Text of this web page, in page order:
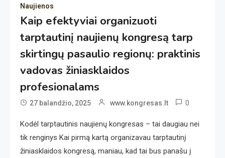
Naujienos
Kaip efektyviai organizuoti
tarptautinį naujienų kongresą tarp
skirtingų pasaulio regionų: praktinis
vadovas žiniasklaidos
profesionalams
27 balandžio, 2025 www.kongresas.lt 0
Kodėl tarptautinis naujienų kongresas – tai daugiau nei
tik renginys Kai pirmą kartą organizavau tarptautinį
žiniasklaidos kongresą, maniau, kad tai bus panašu į